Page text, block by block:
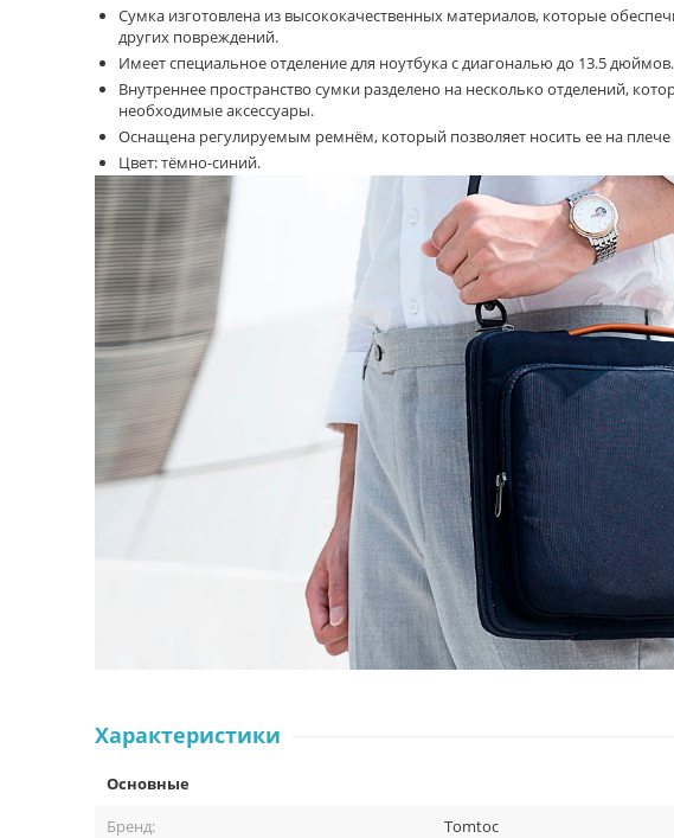
Сумка изготовлена из высококачественных материалов, которые
других повреждений.
Имеет специальное отделение для ноутбука с диагональю до 13.5 дюймов.
Внутреннее пространство сумки разделено на несколько отделений,
необходимые аксессуары.
Оснащена регулируемым ремнём, который позволяет носить ее на
Цвет: тёмно-синий.
Характеристики
Основные
Бренд:
Tomtoc